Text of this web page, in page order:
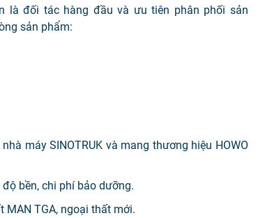
là đối tác hàng đầu và ưu tiên phân phối sản
sản phẩm:
máy SINOTRUK và mang thương hiệu HOWO
bền, chi phí bảo dưỡng.
MAN TGA, ngoại thất mới.